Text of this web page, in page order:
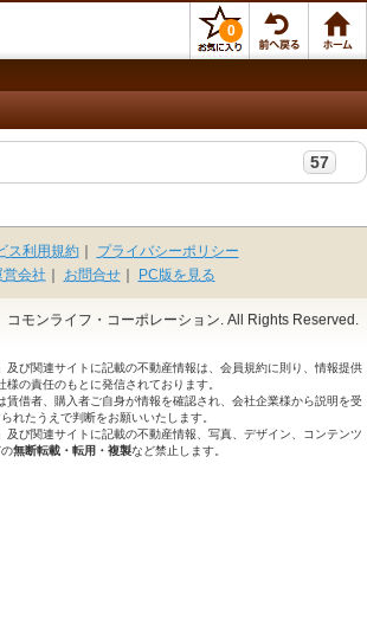
0
57
ス利用規約｜
プライバシーポリシー
営会社
お問合せ｜ PC版を見る
モンライフ・コーポレーション. All Rights Reserved.
及び関連サイトに記載の不動産情報は、会員規約に則り、情報提供
様の責任のもとに発信されております。
賃借者、購入者ご自身が情報を確認され、会社企業様から説明を受
れたうえで判断をお願いいたします。
及び関連サイトに記載の不動産情報、写真、デザイン、コンテンツ
無断転載・転用・複製など禁止します。